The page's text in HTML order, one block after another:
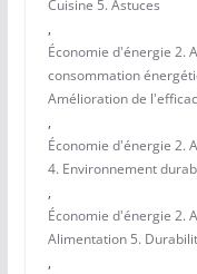
Cuisine 5. Astuces
,
Économie d'énergie 2.
consommation
Amélioration de
,
Économie d'énergie 2.
4. Environnement
,
Économie d'énergie 2.
Alimentation 5.
,